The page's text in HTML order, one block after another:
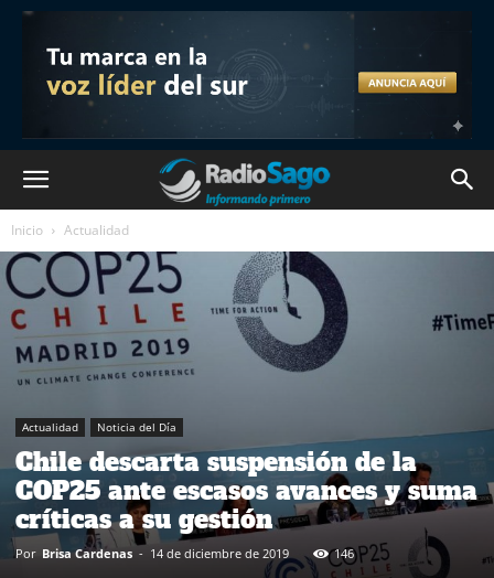
Inicio Actualidad
Actualidad Noticia del Día
Chile descarta suspensión de la
COP25 ante escasos avances y suma
críticas a su gestión
Por Brisa Cardenas - 14 de diciembre de 2019 146